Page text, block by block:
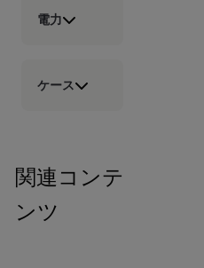
電力
ケース
関連コンテ
ンツ